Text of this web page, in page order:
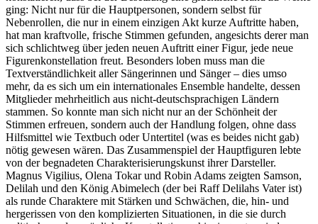
ging: Nicht nur für die Hauptpersonen, sondern selbst für
Nebenrollen, die nur in einem einzigen Akt kurze Auftritte haben,
hat man kraftvolle, frische Stimmen gefunden, angesichts derer man
sich schlichtweg über jeden neuen Auftritt einer Figur, jede neue
Figurenkonstellation freut. Besonders loben muss man die
Textverständlichkeit aller Sängerinnen und Sänger – dies umso
mehr, da es sich um ein internationales Ensemble handelte, dessen
Mitglieder mehrheitlich aus nicht-deutschsprachigen Ländern
stammen. So konnte man sich nicht nur an der Schönheit der
Stimmen erfreuen, sondern auch der Handlung folgen, ohne dass
Hilfsmittel wie Textbuch oder Untertitel (was es beides nicht gab)
nötig gewesen wären. Das Zusammenspiel der Hauptfiguren lebte
von der begnadeten Charakterisierungskunst ihrer Darsteller.
Magnus Vigilius, Olena Tokar und Robin Adams zeigten Samson,
Delilah und den König Abimelech (der bei Raff Delilahs Vater ist)
als runde Charaktere mit Stärken und Schwächen, die, hin- und
hergerissen von den komplizierten Situationen, in die sie durch